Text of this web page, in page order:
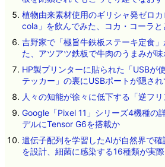
植物由来素材使用のギリシャ発ゼロ
cola」を飲んでみた、コカ・コーラと
吉野家で「極旨牛鉄板ステーキ定食
た、アツアツ鉄板で牛肉のうまみが味
HP製プリンターに貼られた「USBが
テッカー」の裏にUSBポートが隠さ
人々の知能が徐々に低下する「逆フ
Google「Pixel 11」シリーズ4機種の
デルにTensor G6を搭載か
遺伝子配列を学習したAIが自然界で
を設計、細菌に感染する16種類が実